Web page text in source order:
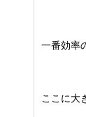
一番効率
ここに大